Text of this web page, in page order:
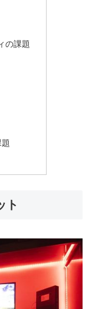
の課題
ト